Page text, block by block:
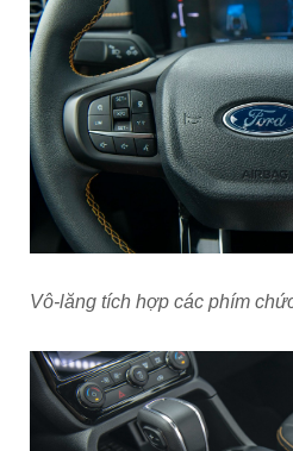
Vô-lăng tích hợp các phím